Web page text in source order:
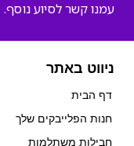
עמנו קשר לסיוע נוסף.
ניווט באתר
דף הבית
חנות הפלייבקים שלך
חבילות משתלמות